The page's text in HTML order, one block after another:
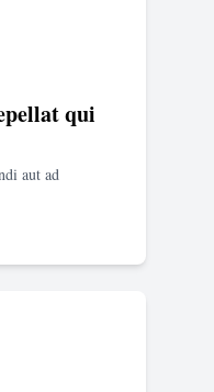
qui
aut ad